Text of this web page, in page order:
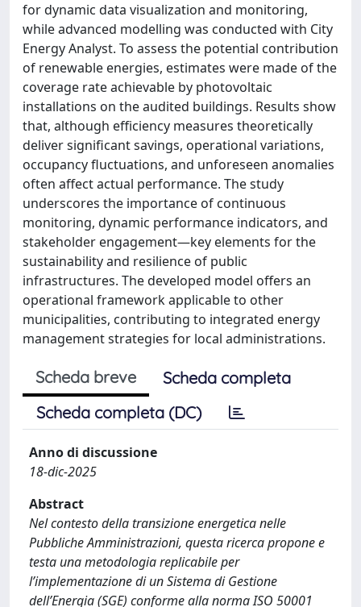
for dynamic data visualization and monitoring,
while advanced modelling was conducted with City
Energy Analyst. To assess the potential contribution
of renewable energies, estimates were made of the
coverage rate achievable by photovoltaic
installations on the audited buildings. Results show
that, although efficiency measures theoretically
deliver significant savings, operational variations,
occupancy fluctuations, and unforeseen anomalies
often affect actual performance. The study
underscores the importance of continuous
monitoring, dynamic performance indicators, and
stakeholder engagement—key elements for the
sustainability and resilience of public
infrastructures. The developed model offers an
operational framework applicable to other
municipalities, contributing to integrated energy
management strategies for local administrations.
Scheda breve
Scheda completa
Scheda completa (DC)
Anno di discussione
18-dic-2025
Abstract
Nel contesto della transizione energetica nelle
Pubbliche Amministrazioni, questa ricerca propone e
testa una metodologia replicabile per
l’implementazione di un Sistema di Gestione
dell’Energia (SGE) conforme alla norma ISO 50001